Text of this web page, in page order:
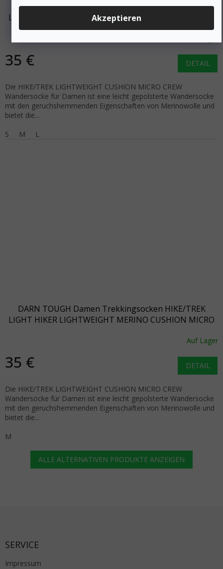
Akzeptieren
DARN TOUGH Damen Trekkingsocken HIKE/TREK
LIGHT HIKER LIGHTWEIGHT MERINO CUSHION MICRO
CREW aqua - blau
35 € DETAIL
Die HIKE/TREK LIGHTWEIGHT CUSHION MICRO CREW
Wandersocke für Damen ist eine leicht gepolsterte Wandersocke
mit den geruchshemmenden Eigenschaften von Merinowolle und
bietet die...
S
M L
DARN TOUGH Damen Trekkingsocken HIKE/TREK
LIGHT HIKER LIGHTWEIGHT MERINO CUSHION MICRO
Auf Lager
35 € DETAIL
Die HIKE/TREK LIGHTWEIGHT CUSHION MICRO CREW
Wandersocke für Damen ist eine leicht gepolsterte Wandersocke
mit den geruchshemmenden Eigenschaften von Merinowolle und
bietet die...
M
ALLE ALTERNATIVEN PRODUKTE ANZEIGEN
SERVICE
Impressum